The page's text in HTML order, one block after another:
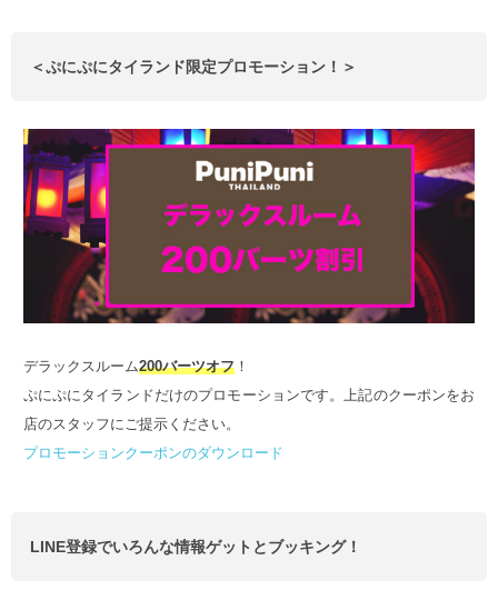
＜ぷにぷにタイランド限定プロモーション！＞
デラックスルーム200バーツオフ！
ぷにぷにタイランドだけのプロモーションです。上記のクーポンをお
店のスタッフにご提示ください。
プロモーションクーポンのダウンロード
LINE登録でいろんな情報ゲットとブッキング！